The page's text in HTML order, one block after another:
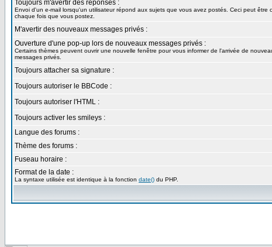
Toujours m'avertir des réponses :
Envoi d'un e-mail lorsqu'un utilisateur répond aux sujets que vous avez postés. Ceci peut être
chaque fois que vous postez.
M'avertir des nouveaux messages privés :
Ouverture d'une pop-up lors de nouveaux messages privés :
Certains thèmes peuvent ouvrir une nouvelle fenêtre pour vous informer de l'arrivée de
messages privés.
Toujours attacher sa signature :
Toujours autoriser le BBCode :
Toujours autoriser l'HTML :
Toujours activer les smileys :
Langue des forums :
Thème des forums :
Fuseau horaire :
Format de la date :
La syntaxe utilisée est identique à la fonction date() du PHP.